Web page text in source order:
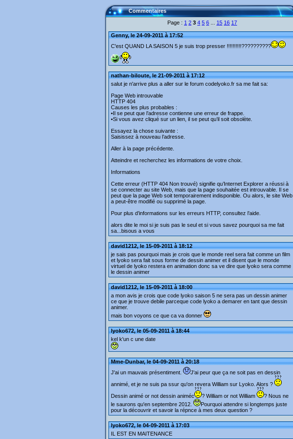
Commentaires
Page : 1 2 3 4 5 6 15 16 17
Genny, le 24-09-2011 à 17:52
C'est QUAND LA SAISON 5 je suis trop presser !!!!!!!!!!??????????
nathan-biloute, le 21-09-2011 à 17:12
salut je n'arrive plus a aller sur le forum codelyoko.fr sa me fait sa:
Page Web introuvable
HTTP 404
Causes les plus probables :
•Il se peut que l’adresse contienne une erreur de frappe.
•Si vous avez cliqué sur un lien, il se peut qu’il soit obsolète.
Essayez la chose suivante :
Saisissez à nouveau l’adresse.
Aller à la page précédente.
Atteindre et recherchez les informations de votre choix.
Informations
Cette erreur (HTTP 404 Non trouvé) signifie qu’Internet Explorer a réussi à
se connecter au site Web, mais que la page souhaitée est introuvable. Il se
peut que la page Web soit temporairement indisponible. Ou alors, le site Web
a peut-être modifié ou supprimé la page.
Pour plus d’informations sur les erreurs HTTP, consultez l’aide.
alors dite le moi si je suis pas le seul et si vous savez pourquoi sa me fait
sa...bisous a vous
david1212, le 15-09-2011 à 18:12
je sais pas pourquoi mais je crois que le monde reel sera fait comme un film
et lyoko sera fait sous forme de dessin animer et il disent que le monde
virtuel de lyoko restera en animation donc sa ve dire que lyoko sera comme
le dessin animer
david1212, le 15-09-2011 à 18:00
a mon avis je crois que code lyoko saison 5 ne sera pas un dessin animer
ce que je trouve debile parceque code lyoko a demarer en tant que dessin
animer.
mais bon voyons ce que ca va donner
lyoko672, le 05-09-2011 à 18:44
kel k'un c une date
Mme-Dunbar, le 04-09-2011 à 20:18
J'ai un mauvais présentiment.
J'ai peur que ça ne soit pas en dessin
annimé, et je ne suis pa ssur qu'on revera William sur Lyoko. Alors ?
Dessin animé or not dessin animéc
? William or not William
? Nous ne
le saurons qu'en septembre 2012.
Pourquoi attendre si longtemps juste
pour la découvrir et savoir la répnce à mes deux question ?
lyoko672, le 04-09-2011 à 17:03
IL EST EN MAITENANCE